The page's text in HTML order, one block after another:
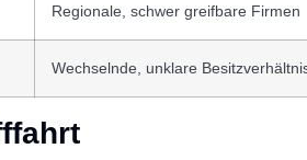
Regionale, schwer greifbare Firmen
Wechselnde, unklare